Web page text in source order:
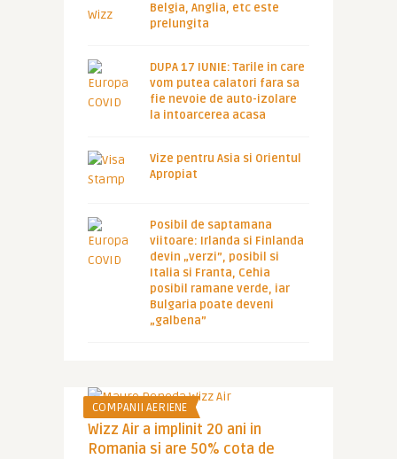
Belgia, Anglia, etc este
prelungita
DUPA 17 IUNIE: Tarile in care
vom putea calatori fara sa
fie nevoie de auto-izolare
la intoarcerea acasa
Vize pentru Asia si Orientul
Apropiat
Posibil de saptamana
viitoare: Irlanda si Finlanda
devin „verzi”, posibil si
Italia si Franta, Cehia
posibil ramane verde, iar
Bulgaria poate deveni
„galbena”
COMPANII AERIENE
Wizz Air a implinit 20 ani in
Romania si are 50% cota de